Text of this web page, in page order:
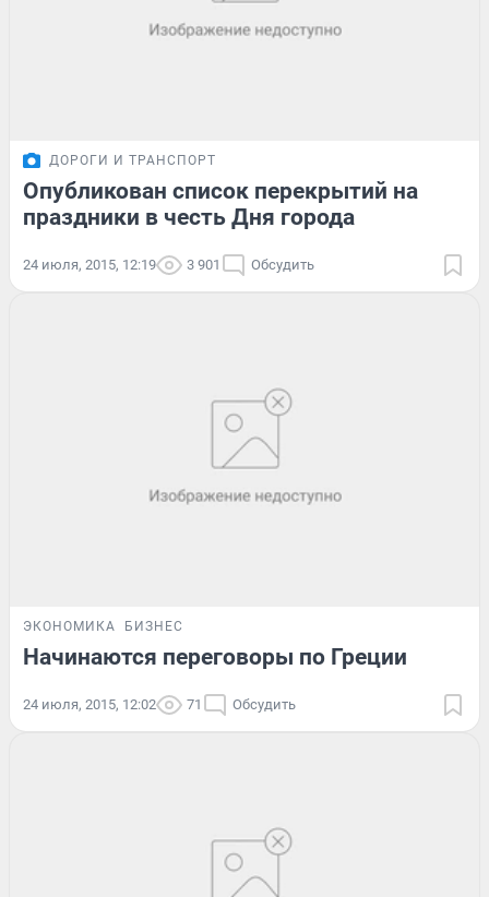
ДОРОГИ И ТРАНСПОРТ
Опубликован список перекрытий на
праздники в честь Дня города
24 июля, 2015, 12:19 3 901 Обсудить
ЭКОНОМИКА БИЗНЕС
Начинаются переговоры по Греции
24 июля, 2015, 12:02 71 Обсудить